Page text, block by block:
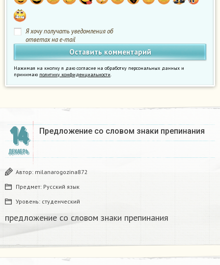
Я хочу получать уведомления об
ответах на e-mail
Нажимая на кнопку я даю согласие на обработку персональных данных и
принимаю политику конфиденциальности.
14
ДЕКАБРЬ
Предложение со словом знаки препинания
Автор: milanarogozina872
Предмет: Русский язык
Уровень: студенческий
предложение со словом знаки препинания